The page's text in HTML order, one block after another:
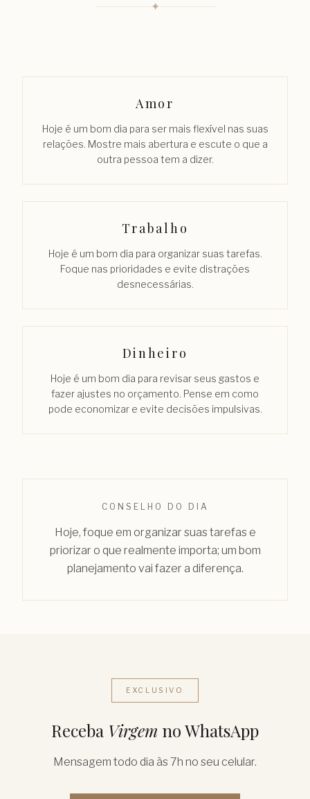
✦
Amor
Hoje é um bom dia para ser mais flexível nas suas
relações. Mostre mais abertura e escute o que a
outra pessoa tem a dizer.
Trabalho
Hoje é um bom dia para organizar suas tarefas.
Foque nas prioridades e evite distrações
desnecessárias.
Dinheiro
Hoje é um bom dia para revisar seus gastos e
fazer ajustes no orçamento. Pense em como
pode economizar e evite decisões impulsivas.
CONSELHO DO DIA
Hoje, foque em organizar suas tarefas e
priorizar o que realmente importa; um bom
planejamento vai fazer a diferença.
EXCLUSIVO
Receba Virgem no WhatsApp
Mensagem todo dia às 7h no seu celular.